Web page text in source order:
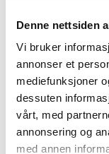
Denne nettsiden
Vi bruker
annonser et
mediefunksjoner
dessuten
vårt, med
annonsering og
med annen
t. 95 13 06 93 e.
Om NCC: NCC er
Norden. Som
byggeprosesser,
og for
omfatter bygge-